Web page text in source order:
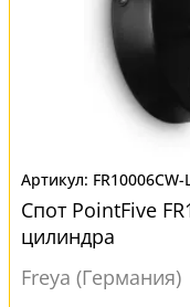
FR10006CW-
Спот PointFive
цилиндра
Freya (Германия)